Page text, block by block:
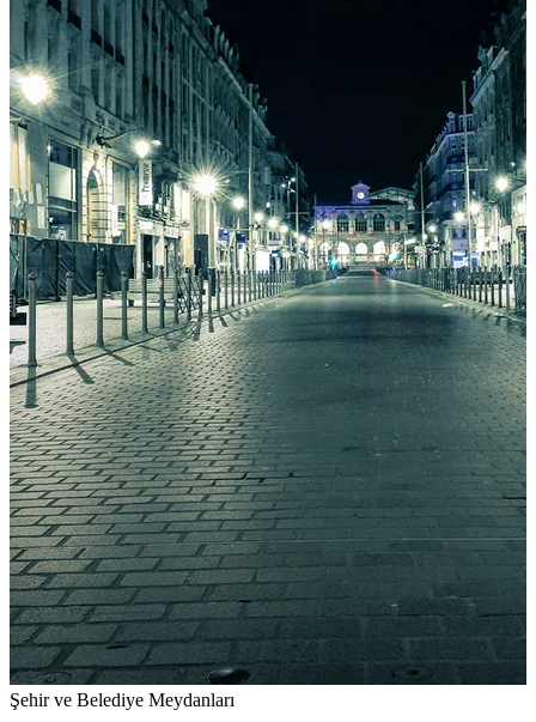
Şehir ve Belediye Meydanları